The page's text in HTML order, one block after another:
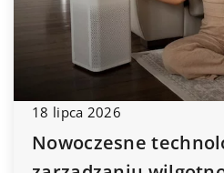
18 lipca 2026
Nowoczesne